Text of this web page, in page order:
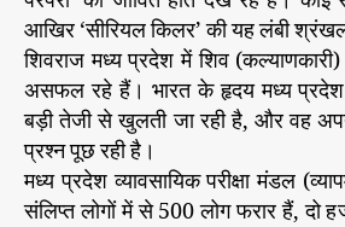
आखिर ‘सीरियल किलर’ की यह लंबी
शिवराज मध्य प्रदेश में शिव
असफल रहे हैं। भारत के हृदय मध्य प्रदेश
बड़ी तेजी से खुलती जा रही है, और वह
प्रश्न पूछ रही है।
मध्य प्रदेश व्यावसायिक परीक्षा मंडल
संलिप्त लोगों में से 500 लोग फरार हैं, दो